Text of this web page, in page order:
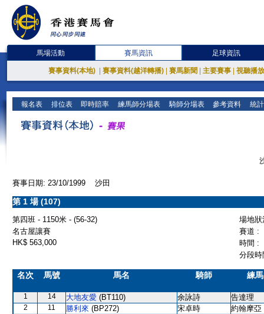
馬場活動 賽馬資訊 足球資訊
賽事資料(本地) 賽事資料(越洋轉播) 賽馬新聞 主要賽事 視聽播
報名表 排位表 即時賠率 練馬師分場表 騎師分場表 參考資料 統
賽事日期: 23/10/1999 沙田
第 1 場 (107)
第四班 - 1150米 - (56-32)
場地
名古屋讓賽
賽道 :
HK$ 563,000
時間 :
分段
名次 馬號 馬名 騎師 練
1 14 大地友愛 (BT110) 余詠詩 告達理
2 11 勝利來 (BP272) 宋卓時 約翰摩亞